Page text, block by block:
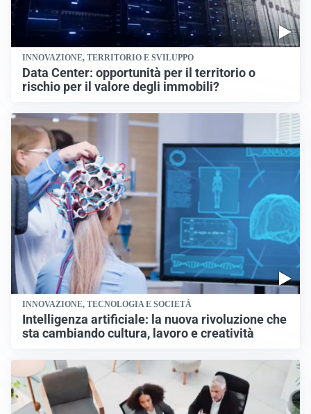
INNOVAZIONE, TERRITORIO E SVILUPPO
Data Center: opportunità per il territorio o
rischio per il valore degli immobili?
INNOVAZIONE, TECNOLOGIA E SOCIETÀ
Intelligenza artificiale: la nuova rivoluzione che
sta cambiando cultura, lavoro e creatività